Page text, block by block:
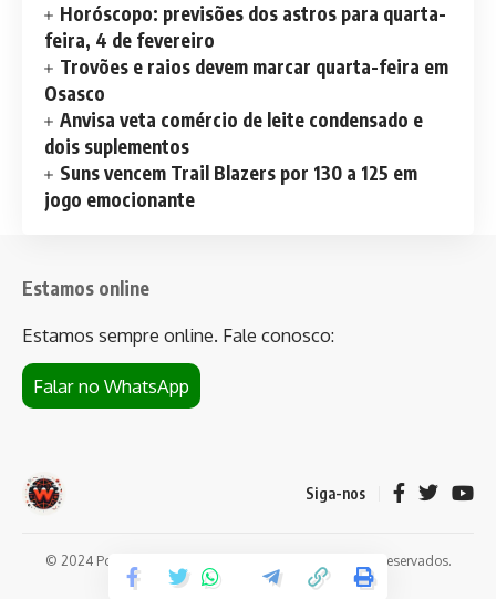
Horóscopo: previsões dos astros para quarta-
feira, 4 de fevereiro
Trovões e raios devem marcar quarta-feira em
Osasco
Anvisa veta comércio de leite condensado e
dois suplementos
Suns vencem Trail Blazers por 130 a 125 em
jogo emocionante
Estamos online
Estamos sempre online. Fale conosco:
Falar no WhatsApp
Siga-nos
© 2024 Portal de notícias Web Flush. Todos os direitos reservados.
Conheça
Bet da Sorte.